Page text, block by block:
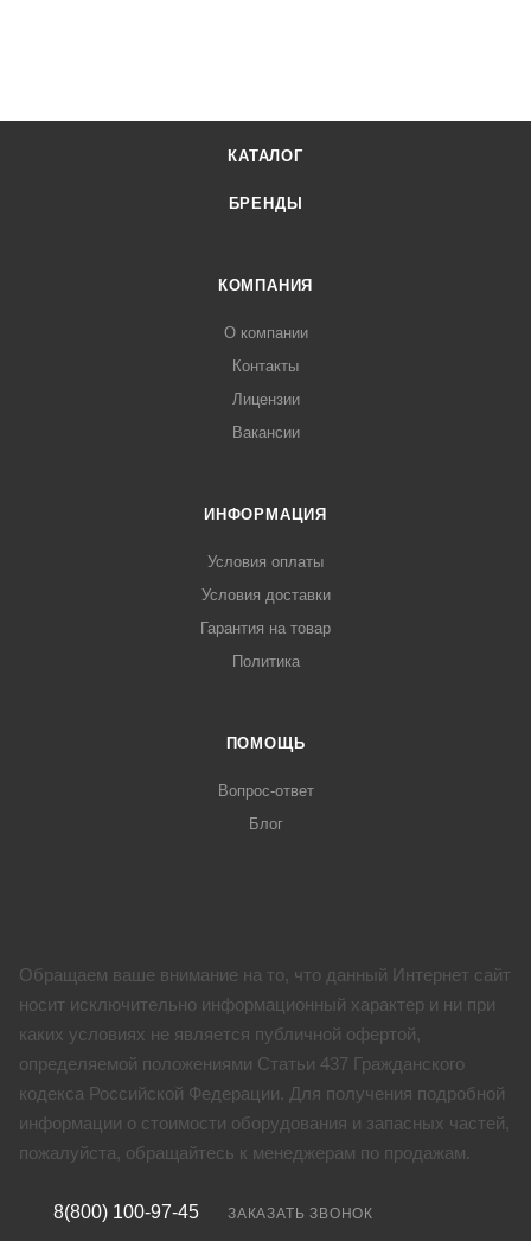
КАТАЛОГ
БРЕНДЫ
КОМПАНИЯ
О компании
Контакты
Лицензии
Вакансии
ИНФОРМАЦИЯ
Условия оплаты
Условия доставки
Гарантия на товар
Политика
ПОМОЩЬ
Вопрос-ответ
Блог
Обращаем ваше внимание на то, что данный Интернет сайт
носит исключительно информационный характер и ни при
каких условиях не является публичной офертой,
определяемой положениями Статьи 437 Гражданского
кодекса Российской Федерации. Для получения подробной
информации о стоимости оборудования и запасных частей,
пожалуйста, обращайтесь к менеджерам по продажам.
8(800) 100-97-45 ЗАКАЗАТЬ ЗВОНОК